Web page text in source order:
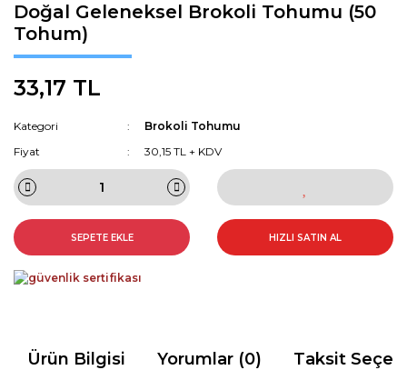
Doğal Geleneksel Brokoli Tohumu (50
Tohum)
33,17 TL
Kategori
Brokoli Tohumu
Fiyat
30,15 TL + KDV
SEPETE EKLE HIZLI SATIN AL
Ürün Bilgisi Yorumlar (0) Taksit